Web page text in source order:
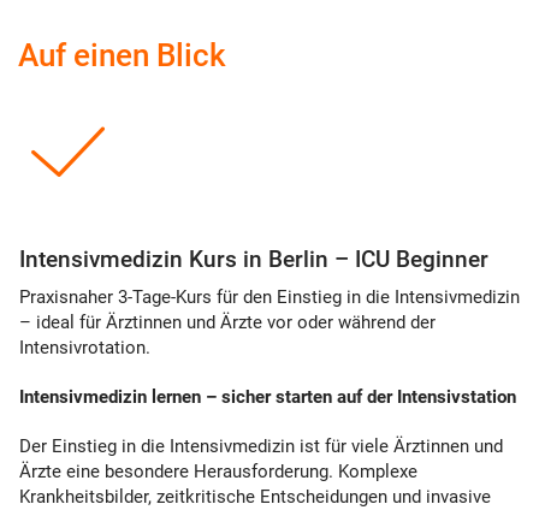
Auf einen Blick
Intensivmedizin Kurs in Berlin – ICU Beginner
Praxisnaher 3-Tage-Kurs für den Einstieg in die Intensivmedizin
– ideal für Ärztinnen und Ärzte vor oder während der
Intensivrotation.
Intensivmedizin lernen – sicher starten auf der Intensivstation
Der Einstieg in die Intensivmedizin ist für viele Ärztinnen und
Ärzte eine besondere Herausforderung. Komplexe
Krankheitsbilder, zeitkritische Entscheidungen und invasive